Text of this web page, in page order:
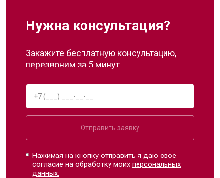
Нужна консультация?
Закажите бесплатную консультацию,
перезвоним за 5 минут
Отправить заявку
Нажимая на кнопку отправить я даю свое
согласие на обработку моихперсональных
данных.